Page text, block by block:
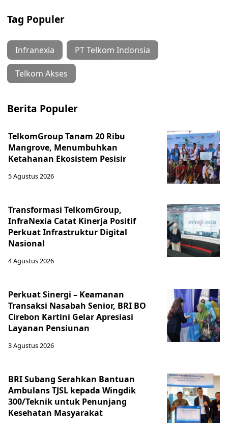
Tag Populer
Infranexia PT Telkom Indonsia
Telkom Akses
Berita Populer
TelkomGroup Tanam 20 Ribu
Mangrove, Menumbuhkan
Ketahanan Ekosistem Pesisir
5 Agustus 2026
Transformasi TelkomGroup,
InfraNexia Catat Kinerja Positif
Perkuat Infrastruktur Digital
Nasional
4 Agustus 2026
Perkuat Sinergi – Keamanan
Transaksi Nasabah Senior, BRI BO
Cirebon Kartini Gelar Apresiasi
Layanan Pensiunan
3 Agustus 2026
BRI Subang Serahkan Bantuan
Ambulans TJSL kepada Wingdik
300/Teknik untuk Penunjang
Kesehatan Masyarakat ​